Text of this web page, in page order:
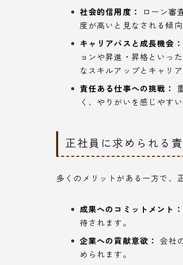
社会的信用度：
ローン審
度が高いと見なされる傾向
キャリアパスと成長機会：
ョンや昇進・昇格といっ
なスキルアップとキャリ
責任ある仕事への挑戦：
く、やりがいを感じやすい
正社員に求められる
多くのメリットがある一方で、
成果へのコミットメント：
待されます。
企業への貢献意欲： 会社
められます。